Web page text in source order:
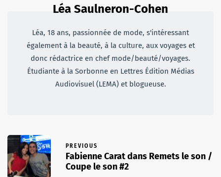
Léa Saulneron-Cohen
Léa, 18 ans, passionnée de mode, s'intéressant
également à la beauté, à la culture, aux voyages et
donc rédactrice en chef mode/beauté/voyages.
Étudiante à la Sorbonne en Lettres Édition Médias
Audiovisuel (LEMA) et blogueuse.
PREVIOUS
Fabienne Carat dans Remets le son /
Coupe le son #2